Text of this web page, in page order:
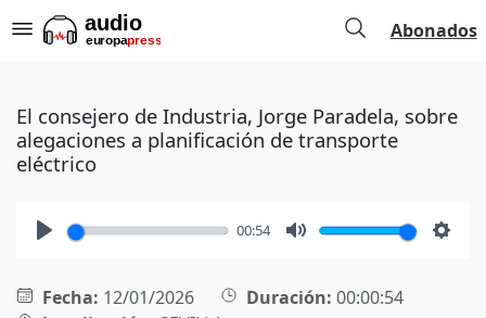
Abonados
El consejero de Industria, Jorge Paradela, sobre
alegaciones a planificación de transporte
eléctrico
00:54
Fecha: 12/01/2026 Duración: 00:00:54